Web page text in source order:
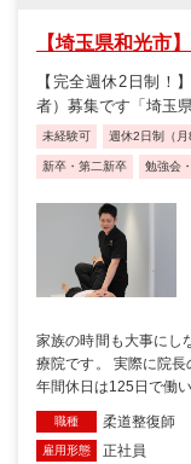
【埼玉県和光市
【完全週休2日制！
者）募集です「埼玉
未経験可 週休2日制（月
新卒・第二新卒 勉強会
家族の時間も大事にし
療院です。 実際に院長
年間休日は125日で働
職種 柔道整復師
雇用形態 正社員